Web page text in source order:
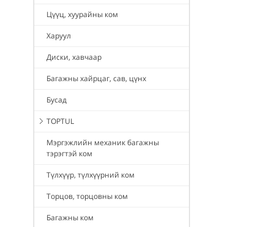
Цүүц, хуурайны ком
Харуул
Диски, хавчаар
Багажны хайрцаг, сав, цүнх
Бусад
TOPTUL
Мэргэжлийн механик багажны
тэрэгтэй ком
Түлхүүр, түлхүүрний ком
Торцов, торцовны ком
Багажны ком